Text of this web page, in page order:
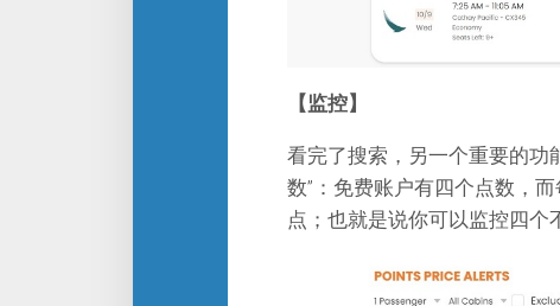
【监控】
看完了搜索，另一个重要的功
数”：免费账户有四个点数，
点；也就是说你可以监控四个